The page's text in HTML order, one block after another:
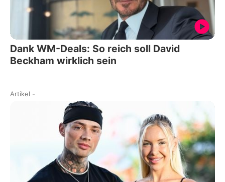
Dank WM-Deals: So reich soll David
Beckham wirklich sein
Artikel -